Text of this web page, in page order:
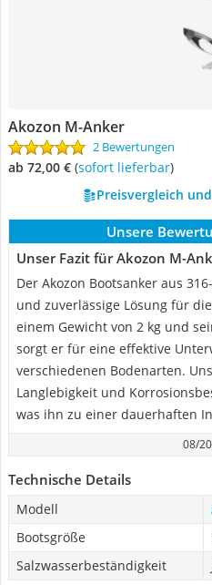
Akozon M-Anker
2 Bewertungen
ab 72,00 € ( Sofort lieferbar)
Preisvergleich
Unsere
Unser Fazit für Akozon M-
Der Akozon Bootsanker aus
und zuverlässige Lösung für
einem Gewicht von 2 kg und
sorgt er für eine effektive
verschiedenen Bodenarten.
Langlebigkeit und
was ihn zu einer dauerhaften
08/
Technische Details
Modell
Bootsgröße
Salzwasserbeständigkeit